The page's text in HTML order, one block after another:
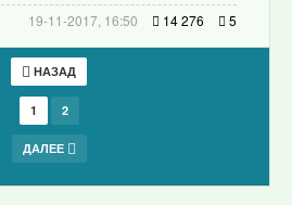
19-11-2017, 16:50 14 276 5
НАЗАД
1 2
ДАЛЕЕ